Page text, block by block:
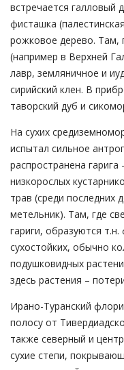
встречается галловый
фисташка
рожковое дерево. Там,
(например в Верхней
лавр, земляничное и
сирийский клен. В
таворский дуб и
На сухих
испытал сильное
распространена
низкорослых
трав (среди последних
метельник). Там, где
гариги, образуются
сухостойких, обычно
подушковидных
здесь растения –
Ирано-Туранский
полосу от
также северный и
сухие степи,